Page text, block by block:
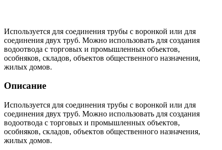
Используется для соединения трубы с воронкой или для
соединения двух труб. Можно использовать для создания
водоотвода с торговых и промышленных объектов,
особняков, складов, объектов общественного назначения,
жилых домов.
Описание
Используется для соединения трубы с воронкой или для
соединения двух труб. Можно использовать для создания
водоотвода с торговых и промышленных объектов,
особняков, складов, объектов общественного назначения,
жилых домов.